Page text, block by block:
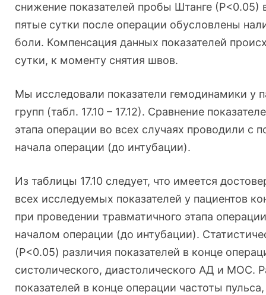
снижение показателей пробы Штанге (Р<0.05)
пятые сутки после операции обусловлены
боли. Компенсация данных показателей
сутки, к моменту снятия швов.
Мы исследовали показатели гемодинамики у
групп (табл. 17.10 – 17.12). Сравнение
этапа операции во всех случаях проводили с
начала операции (до интубации).
Из таблицы 17.10 следует, что имеется
всех исследуемых показателей у пациентов
при проведении травматичного этапа
началом операции (до интубации).
(P<0.05) различия показателей в конце
систолического, диастолического АД и МОС.
показателей в конце операции частоты